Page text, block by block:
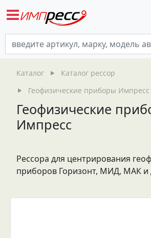
Каталог
Каталог рессор
Геофизические приборы Импресс
Геофизические
Импресс
Рессора для центрирования
приборов Горизонт, МИД, МАК и